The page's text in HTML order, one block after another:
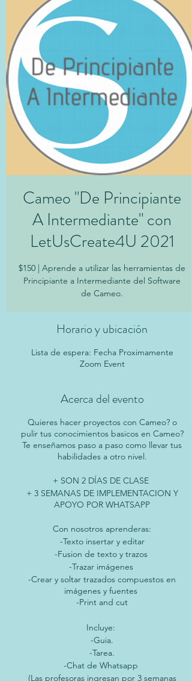
Cameo "De Principiante
A Intermediante" con
LetUsCreate4U 2021
$150 | Aprende a utilizar las herramientas de
Principiante a Intermediante del Software
de Cameo.
Horario y ubicación
Lista de espera: Fecha Proximamente
Zoom Event
Acerca del evento
Quieres hacer proyectos con Cameo? o
pulir tus conocimientos basicos en Cameo?
Te enseñamos paso a paso como llevar tus
habilidades a otro nivel.
+ SON 2 DÍAS DE CLASE
+ 3 SEMANAS DE IMPLEMENTACION Y
APOYO POR WHATSAPP
Con nosotros aprenderas:
-Texto insertar y editar
-Fusion de texto y trazos
-Trazar imágenes
-Crear y soltar trazados compuestos en
imágenes y fuentes
-Print and cut
Incluye:
-Guia.
-Tarea.
-Chat de Whatsapp
(Las profesoras ingresan por 3 semanas